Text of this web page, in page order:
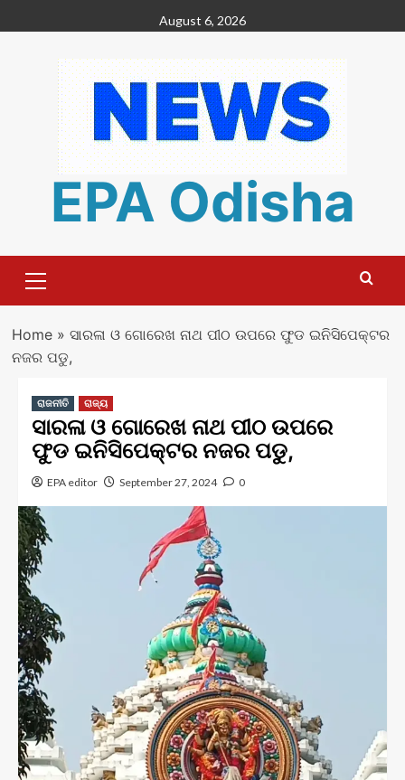
to
August 6, 2026
EPA Odisha
Menu
Home» ସାରଳା ଓ ଗୋରେଖ ନାଥ ପୀଠ ଉପରେ ଫୁଡ ଇନିସିପେକ୍ଟର
ନଜର ପଡୁ,
ରାଜନୀତି ରାଜ୍ୟ
ସାରଳା ଓ ଗୋରେଖ ନାଥ ପୀଠ ଉପରେ
ଫୁଡ ଇନିସିପେକ୍ଟର ନଜର ପଡୁ,
EPA editor September 27, 2024 0